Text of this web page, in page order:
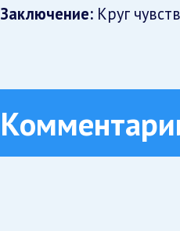
Заключение:Круг